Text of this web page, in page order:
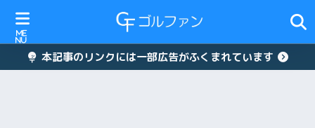
本記事のリンクには一部広告がふくまれています